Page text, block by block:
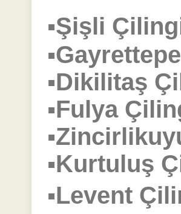
▪Şişli
▪Dikilitaş
▪Fulya
▪Levent